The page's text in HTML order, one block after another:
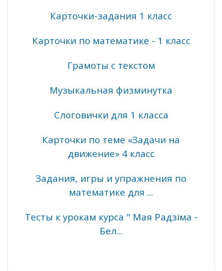
Карточки-задания 1 класс
Карточки по математике - 1 класс
Грамоты с текстом
Музыкальная физминутка
Слоговички для 1 класса
Карточки по теме «Задачи на
движение» 4 класс
Задания, игры и упражнения по
математике для ...
Тесты к урокам курса " Мая Радзіма -
Бел...